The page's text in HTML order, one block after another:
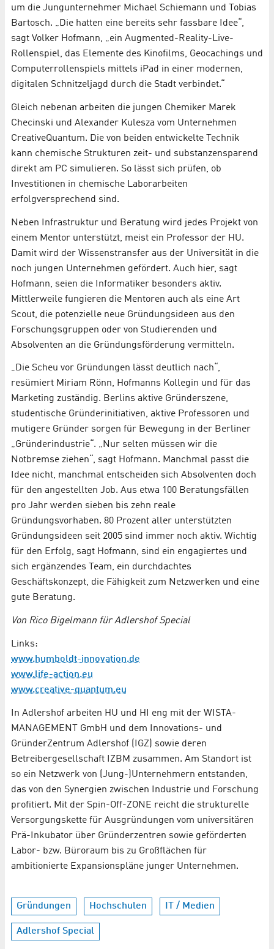
um die Jungunternehmer Michael Schiemann und Tobias
Bartosch. „Die hatten eine bereits sehr fassbare Idee“,
sagt Volker Hofmann, „ein Augmented-Reality-Live-
Rollenspiel, das Elemente des Kinofilms, Geocachings und
Computerrollenspiels mittels iPad in einer modernen,
digitalen Schnitzeljagd durch die Stadt verbindet.“
Gleich nebenan arbeiten die jungen Chemiker Marek
Checinski und Alexander Kulesza vom Unternehmen
CreativeQuantum. Die von beiden entwickelte Technik
kann chemische Strukturen zeit- und substanzensparend
direkt am PC simulieren. So lässt sich prüfen, ob
Investitionen in chemische Laborarbeiten
erfolgversprechend sind.
Neben Infrastruktur und Beratung wird jedes Projekt von
einem Mentor unterstützt, meist ein Professor der HU.
Damit wird der Wissenstransfer aus der Universität in die
noch jungen Unternehmen gefördert. Auch hier, sagt
Hofmann, seien die Informatiker besonders aktiv.
Mittlerweile fungieren die Mentoren auch als eine Art
Scout, die potenzielle neue Gründungsideen aus den
Forschungsgruppen oder von Studierenden und
Absolventen an die Gründungsförderung vermitteln.
„Die Scheu vor Gründungen lässt deutlich nach“,
resümiert Miriam Rönn, Hofmanns Kollegin und für das
Marketing zuständig. Berlins aktive Gründerszene,
studentische Gründerinitiativen, aktive Professoren und
mutigere Gründer sorgen für Bewegung in der Berliner
„Gründerindustrie“. „Nur selten müssen wir die
Notbremse ziehen“, sagt Hofmann. Manchmal passt die
Idee nicht, manchmal entscheiden sich Absolventen doch
für den angestellten Job. Aus etwa 100 Beratungsfällen
pro Jahr werden sieben bis zehn reale
Gründungsvorhaben. 80 Prozent aller unterstützten
Gründungsideen seit 2005 sind immer noch aktiv. Wichtig
für den Erfolg, sagt Hofmann, sind ein engagiertes und
sich ergänzendes Team, ein durchdachtes
Geschäftskonzept, die Fähigkeit zum Netzwerken und eine
gute Beratung.
Von Rico Bigelmann für Adlershof Special
Links:
www.humboldt-innovation.de
www.life-action.eu
www.creative-quantum.eu
In Adlershof arbeiten HU und HI eng mit der WISTA-
MANAGEMENT GmbH und dem Innovations- und
GründerZentrum Adlershof (IGZ) sowie deren
Betreibergesellschaft IZBM zusammen. Am Standort ist
so ein Netzwerk von (Jung-)Unternehmern entstanden,
das von den Synergien zwischen Industrie und Forschung
profitiert. Mit der Spin-Off-ZONE reicht die strukturelle
Versorgungskette für Ausgründungen vom universitären
Prä-Inkubator über Gründerzentren sowie geförderten
Labor- bzw. Büroraum bis zu Großflächen für
ambitionierte Expansionspläne junger Unternehmen.
Gründungen Hochschulen IT / Medien
Adlershof Special